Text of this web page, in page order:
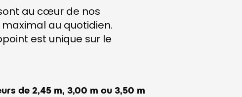
au cœur de nos
au quotidien.
est unique sur le
de 2,45 m, 3,00 m ou 3,50 m